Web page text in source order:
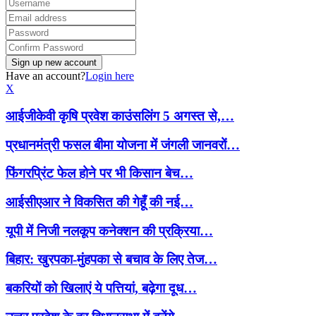
Have an account?Login here
X
आईजीकेवी कृषि प्रवेश काउंसलिंग 5 अगस्त से,…
प्रधानमंत्री फसल बीमा योजना में जंगली जानवरों…
फिंगरप्रिंट फेल होने पर भी किसान बेच…
आईसीएआर ने विकसित की गेहूँ की नई…
यूपी में निजी नलकूप कनेक्शन की प्रक्रिया…
बिहार: खुरपका-मुंहपका से बचाव के लिए तेज…
बकरियों को खिलाएं ये पत्तियां, बढ़ेगा दूध…